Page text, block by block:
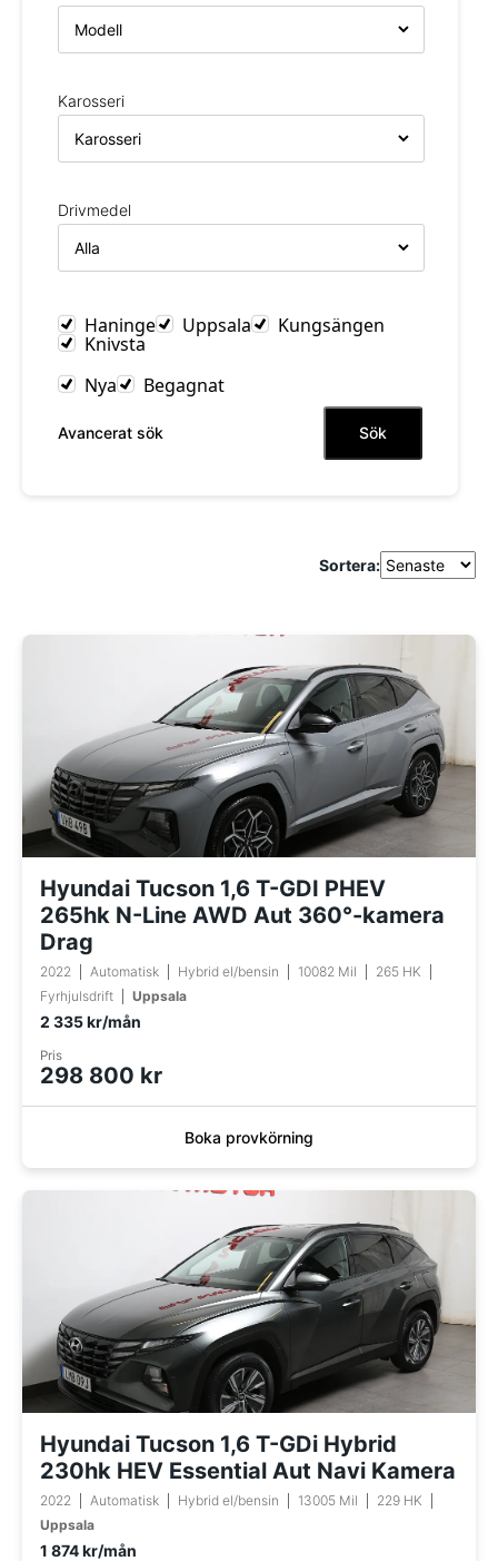
Karosseri
Drivmedel
Haninge Uppsala Kungsängen
Knivsta
Nya
Begagnat
Avancerat sök Sök
Sortera:
Hyundai Tucson 1,6 T-GDI PHEV
265hk N-Line AWD Aut 360°-kamera
Drag
2022 Automatisk Hybrid el/bensin 10082 Mil
265 HK
Fyrhjulsdrift
Uppsala
2 335 kr/mån
Pris
298 800 kr
Boka provkörning
Hyundai Tucson 1,6 T-GDi Hybrid
230hk HEV Essential Aut Navi Kamera
2022 Automatisk Hybrid el/bensin 13005 Mil
229 HK
Uppsala
1 874 kr/mån